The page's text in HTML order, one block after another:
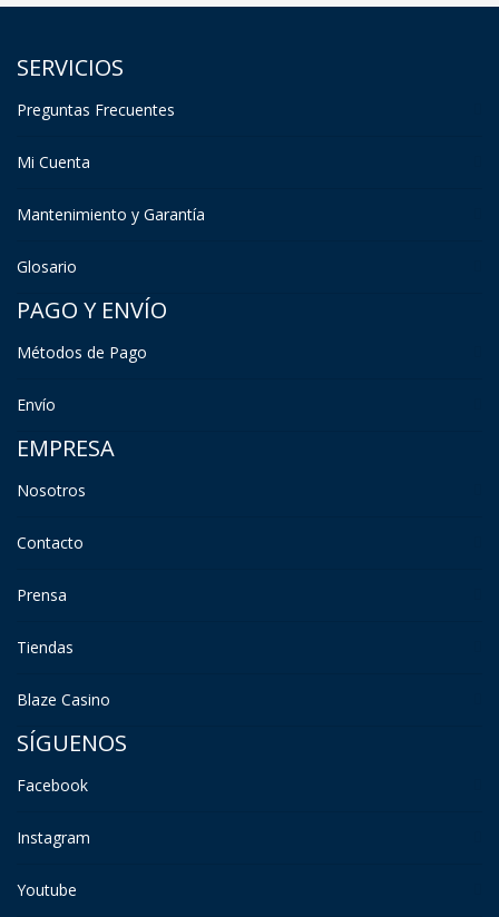
SERVICIOS
Preguntas Frecuentes
Mi Cuenta
Mantenimiento y Garantía
Glosario
PAGO Y ENVÍO
Métodos de Pago
Envío
EMPRESA
Nosotros
Contacto
Prensa
Tiendas
Blaze Casino
SÍGUENOS
Facebook
Instagram
Youtube